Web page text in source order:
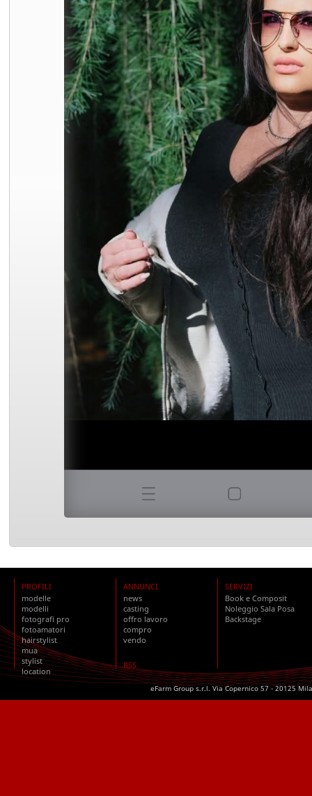
PROFILI
modelle
modelli
fotografi pro
fotoamatori
hairstylist
mua
stylist
location
ANNUNCI
news
casting
offro lavoro
compro
vendo
RSS
SERVIZI
Book e Composit
Noleggio Sala Posa
Backstage
eFarm Group s.r.l. Via Copernico 57 - 20125